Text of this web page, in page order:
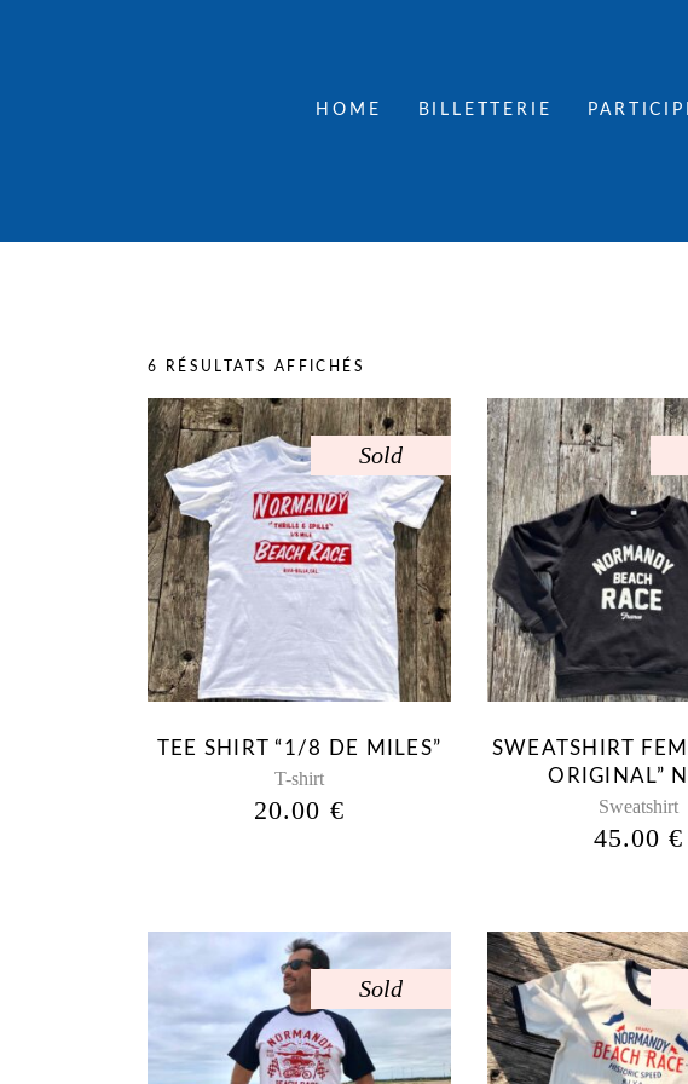
HOME BILLETTERIE
6 RÉSULTATS AFFICHÉS
DU
PLUS
RÉCENT
AU
PLUS
ANCIEN
Sold
Ce
produit
plusieurs
variations.
Les
options
peuvent
être
choisies
sur
produit
TEE SHIRT “1/8 DE MILES”
T-shirt
20.00 €
Ce
produit
plusieurs
variations.
Les
options
peuvent
être
choisies
sur
la
produit
SWEATSHIRT
ORIGINAL”
Sweatshirt
45.00€
Sold
Ce
Ce